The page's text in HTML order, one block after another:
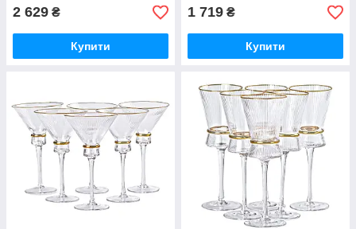
2 629 ₴
Купити
1 719 ₴
Купити